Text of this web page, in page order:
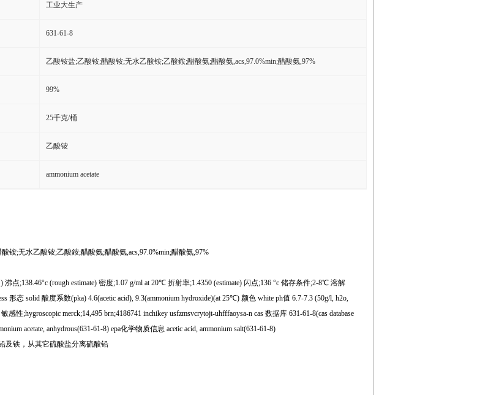
工业大生产
631-61-8
乙酸铵盐;乙酸铵;醋酸铵;无水乙酸铵;乙酸銨;醋酸氨;醋酸氨,acs,97.0%min;醋酸氨,97%
99%
25千克/桶
乙酸铵
ammonium acetate
铵;无水乙酸铵;乙酸銨;醋酸氨;醋酸氨,acs,97.0%min;醋酸氨,97%
点;138.46°c (rough estimate) 密度;1.07 g/ml at 20℃ 折射率;1.4350 (estimate) 闪点;136 °c 储存条件;2-8℃ 溶解
形态 solid 酸度系数(pka) 4.6(acetic acid), 9.3(ammonium hydroxide)(at 25℃) 颜色 white ph值 6.7-7.3 (50g/l, h2o,
性;hygroscopic merck;14,495 brn;4186741 inchikey usfzmsvcrytojt-uhfffaoysa-n cas 数据库 631-61-8(cas database
acetate, anhydrous(631-61-8) epa化学物质信息 acetic acid, ammonium salt(631-61-8)
及铁，从其它硫酸盐分离硫酸铅